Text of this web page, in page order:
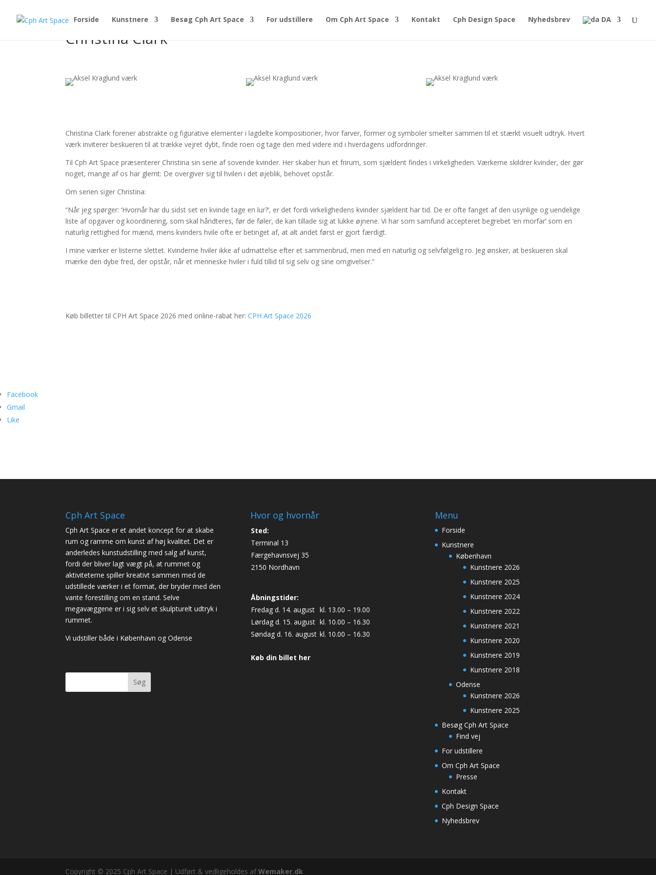
Forside Kunstnere Besøg Cph Art Space For udstillere Om Cph Art Space Kontakt Cph Design Space Nyhedsbrev DA
Christina Clark
Christina Clark forener abstrakte og figurative elementer i lagdelte kompositioner, hvor farver, former og symboler smelter sammen til et stærkt visuelt udtryk. Hvert
værk inviterer beskueren til at trække vejret dybt, finde roen og tage den med videre ind i hverdagens udfordringer.
Til Cph Art Space præsenterer Christina sin serie af sovende kvinder. Her skaber hun et frirum, som sjældent findes i virkeligheden. Værkerne skildrer kvinder, der gør
noget, mange af os har glemt: De overgiver sig til hvilen i det øjeblik, behovet opstår.
Om serien siger Christina:
“Når jeg spørger: ‘Hvornår har du sidst set en kvinde tage en lur?’, er det fordi virkelighedens kvinder sjældent har tid. De er ofte fanget af den usynlige og uendelige
liste af opgaver og koordinering, som skal håndteres, før de føler, de kan tillade sig at lukke øjnene. Vi har som samfund accepteret begrebet ‘en morfar’ som en
naturlig rettighed for mænd, mens kvinders hvile ofte er betinget af, at alt andet først er gjort færdigt.
I mine værker er listerne slettet. Kvinderne hviler ikke af udmattelse efter et sammenbrud, men med en naturlig og selvfølgelig ro. Jeg ønsker, at beskueren skal
mærke den dybe fred, der opstår, når et menneske hviler i fuld tillid til sig selv og sine omgivelser.”
Køb billetter til CPH Art Space 2026med online-rabat her:CPH Art Space 2026
Facebook
Gmail
Like
Cph Art Space
Cph Art Space er et andet koncept for at skabe
rum og ramme om kunst af høj kvalitet. Det er
anderledes kunstudstilling med salg af kunst,
fordi der bliver lagt vægt på, at rummet og
aktiviteterne spiller kreativt sammen med de
udstillede værker i et format, der bryder med den
vante forestilling om en stand. Selve
megavæggene er i sig selv et skulpturelt udtryk i
rummet.
Vi udstiller både i København og Odense
Søg
Hvor og hvornår
Sted:
Terminal 13
Færgehavnsvej 35
2150 Nordhavn
Åbningstider:
Fredag d. 14. august kl. 13.00 – 19.00
Lørdag d. 15. august kl. 10.00 – 16.30
Søndag d. 16. august kl. 10.00 – 16.30
Køb din billet her
Menu
Forside
Kunstnere
København
Kunstnere 2026
Kunstnere 2025
Kunstnere 2024
Kunstnere 2022
Kunstnere 2021
Kunstnere 2020
Kunstnere 2019
Kunstnere 2018
Odense
Kunstnere 2026
Kunstnere 2025
Besøg Cph Art Space
Find vej
For udstillere
Om Cph Art Space
Presse
Kontakt
Cph Design Space
Nyhedsbrev
Copyright © 2025 Cph Art Space | Udført & vedligeholdes afWemaker.dk